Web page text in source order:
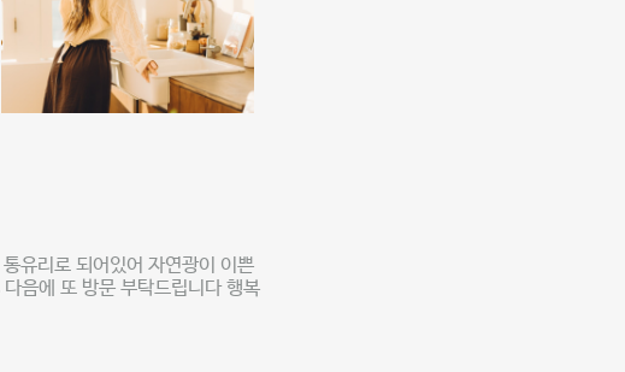
유리로 되어있어 자연광이 이쁜
음에 또 방문 부탁드립니다 행복